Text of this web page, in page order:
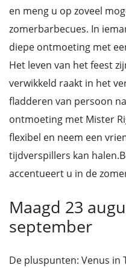
en meng u op zoveel
zomerbarbecues. In
diepe ontmoeting met
Het leven van het feest
verwikkeld raakt in het
fladderen van persoon
ontmoeting met Mister
flexibel en neem een
tijdverspillers kan
accentueert u in de
Maagd 23
september
De pluspunten: Venus in